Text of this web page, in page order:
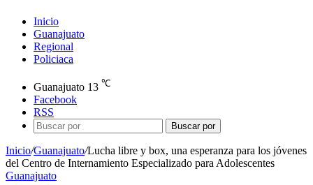
Inicio
Guanajuato
Regional
Policiaca
Guanajuato 13 ℃
Facebook
RSS
Buscar por
Inicio/Guanajuato/Lucha libre y box, una esperanza para los jóvenes
del Centro de Internamiento Especializado para Adolescentes
Guanajuato